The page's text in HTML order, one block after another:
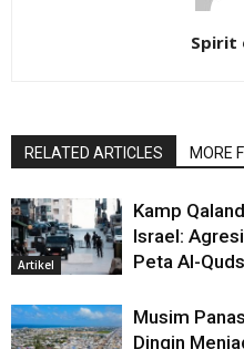
Spirit
RELATED ARTICLES MORE
Artikel
Kamp
Israel:
Peta Al-Quds
Musim
Dingin